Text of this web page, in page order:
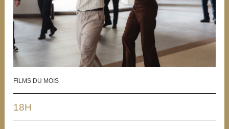
FILMS DU MOIS
18H